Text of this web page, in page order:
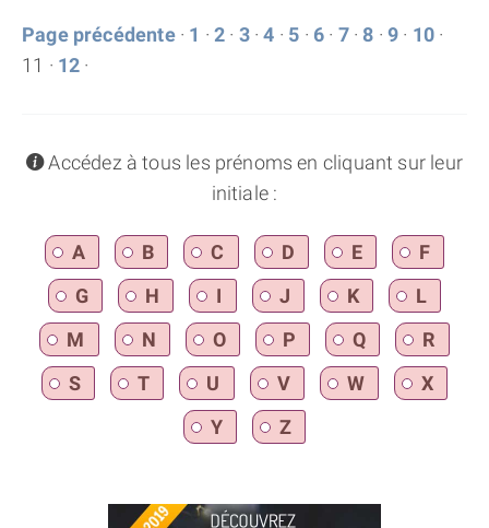
Page précédente· 1 · 2 · 3·4 · 5 · 6 · 7· 8 ·9 · 10 ·
11 · 12 ·
infoAccédez à tous les prénoms en cliquant sur leur
initiale :
A B C D E
F
G
H I J K
L
M
N O P Q
R
S
T U V W
X
Y
Z